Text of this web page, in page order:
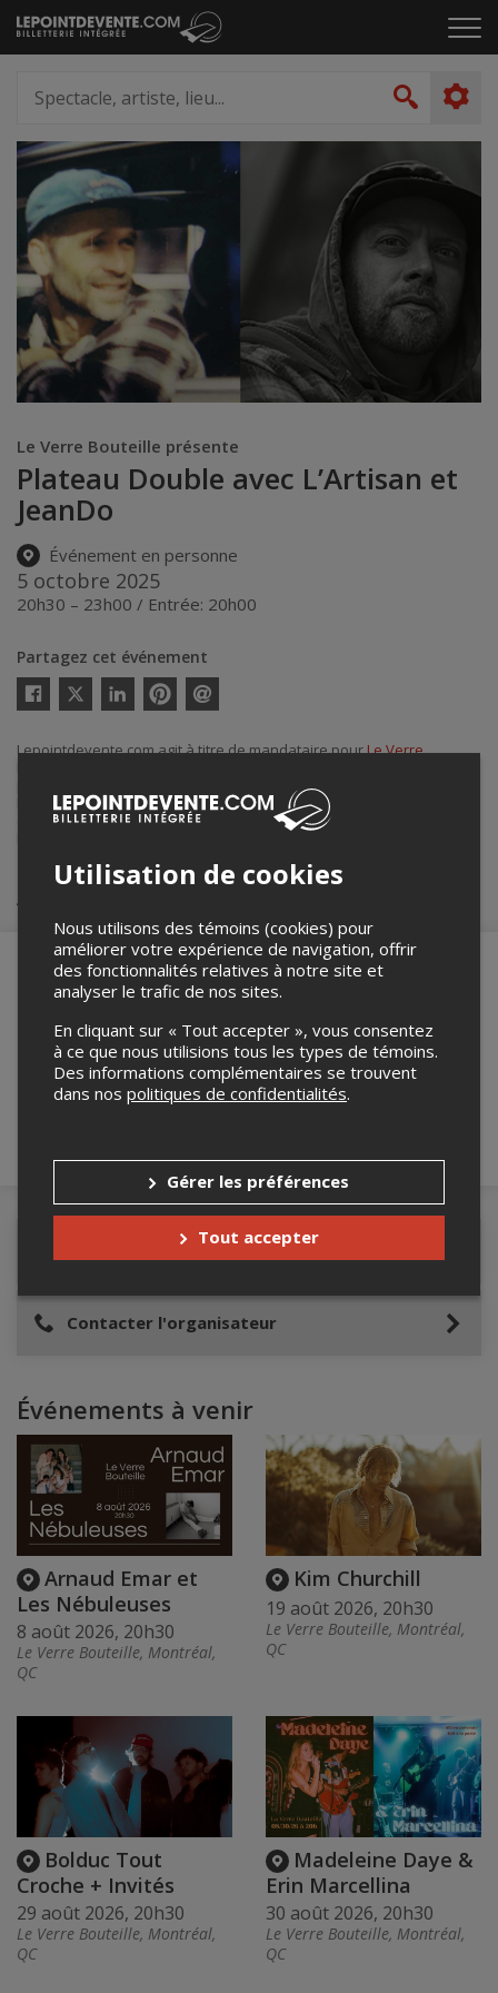
Passer
au
le
artiste,
lieu...
Le Verre Bouteille présente
Plateau Double avec L’Artisan et
JeanDo
Événement en personne
5 octobre 2025
20h30 – 23h00 / Entrée: 20h00
Partagez cet événement
Twitter
courriel
Lepointdevente.com agit à titre de mandataire pourLe Verre
Pour plus d’information à propos de cet événement, veuillez
contacter l’organisateur de l’événement,Le Verre Bouteille
Achat de billets
Merci de confirmer que vous n'êtes pas un
robot ci-bas.
Détails de l'événement
Contacter l'organisateur
Événements à venir
Arnaud Emar et
Les Nébuleuses
8 août 2026, 20h30
Le Verre Bouteille, Montréal,
QC
Kim Churchill
19 août 2026, 20h30
Le Verre Bouteille, Montréal,
QC
Bolduc Tout
Croche + Invités
29 août 2026, 20h30
Le Verre Bouteille, Montréal,
QC
Madeleine Daye &
Erin Marcellina
30 août 2026, 20h30
Le Verre Bouteille, Montréal,
QC
Utilisation de cookies
Nous utilisons des témoins (cookies) pour
améliorer votre expérience de navigation, offrir
des fonctionnalités relatives à notre site et
analyser le trafic de nos sites.
En cliquant sur « Tout accepter », vous consentez
à ce que nous utilisions tous les types de témoins.
Des informations complémentaires se trouvent
dans nos politiques de confidentialités.
Gérer les préférences
Tout accepter